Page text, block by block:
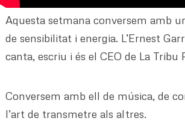
Aquesta setmana conversem amb
de sensibilitat i energia. L’Ernest
canta, escriu i és el CEO de La Tribu
Conversem amb ell de música, de
l’art de transmetre als altres.